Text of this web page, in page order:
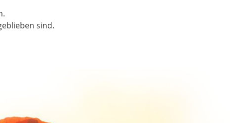
sind.